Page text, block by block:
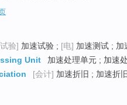
验] 加速试验 ; [电] 加速测试 ; 加
Unit
加速处理单元 ; 加速
[会计] 加速折旧 ; 加速折